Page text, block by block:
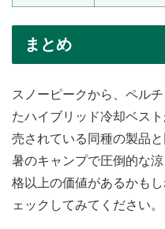
まとめ
スノーピークから、ペル
たハイブリッド冷却ベス
売されている同種の製品
暑のキャンプで圧倒的な
格以上の価値があるかも
ェックしてみてください。